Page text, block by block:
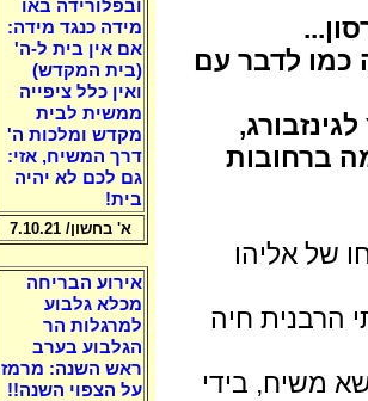
כמו לדבר עם
ברחובות
של אליהו
הרבנית חיה
משיח, בידי
ובפלורידה באו
מידה כנגד מידה:
אם אין בית ל-ה'
(בית המקדש)
ואין כלל ציפייה
ממשית לבית
מקדש ומלכות ה'
דרך המשיח, אזי:
גם לכם לא יהיה
בית!
א' בחשון/ 7.10.21
אירוע הבריחה
מכלא גלבוע
למרגלות הר
הגלבוע בערב
ראש השנה: מרמז
על הצפוי השנה!!